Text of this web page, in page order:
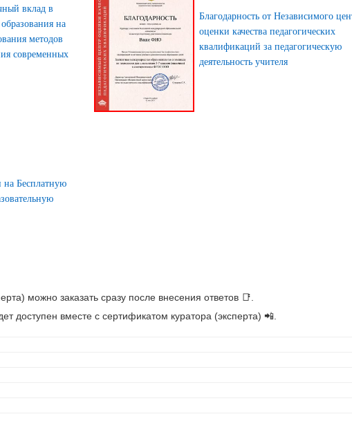
вклад в
на
методов
современных
Благодарность от Независимого
оценки качества педагогических
квалификаций за педагогическую
деятельность учителя
на Бесплатную
можно заказать сразу после внесения ответов 📑.
доступен вместе с сертификатом куратора (эксперта) 📲.